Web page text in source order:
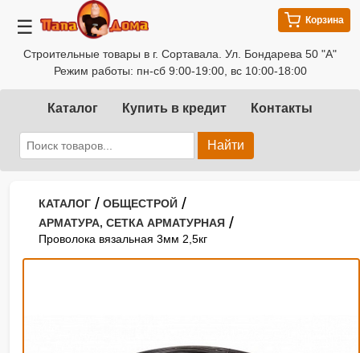
☰
Строительные товары в г. Сортавала. Ул. Бондарева 50 "А"
Режим работы: пн-сб 9:00-19:00, вс 10:00-18:00
Корзина
Каталог Купить в кредит Контакты
Найти
КАТАЛОГ / ОБЩЕСТРОЙ /
АРМАТУРА, СЕТКА АРМАТУРНАЯ /
Проволока вязальная 3мм 2,5кг